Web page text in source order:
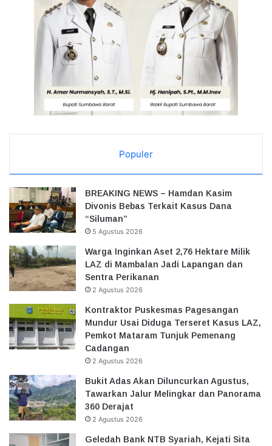
Populer
BREAKING NEWS – Hamdan Kasim
Divonis Bebas Terkait Kasus Dana
“Siluman”
5 Agustus 2026
Warga Inginkan Aset 2,76 Hektare Milik
LAZ di Mambalan Jadi Lapangan dan
Sentra Perikanan
2 Agustus 2026
Kontraktor Puskesmas Pagesangan
Mundur Usai Diduga Terseret Kasus LAZ,
Pemkot Mataram Tunjuk Pemenang
Cadangan
2 Agustus 2026
Bukit Adas Akan Diluncurkan Agustus,
Tawarkan Jalur Melingkar dan Panorama
360 Derajat
2 Agustus 2026
Geledah Bank NTB Syariah, Kejati Sita